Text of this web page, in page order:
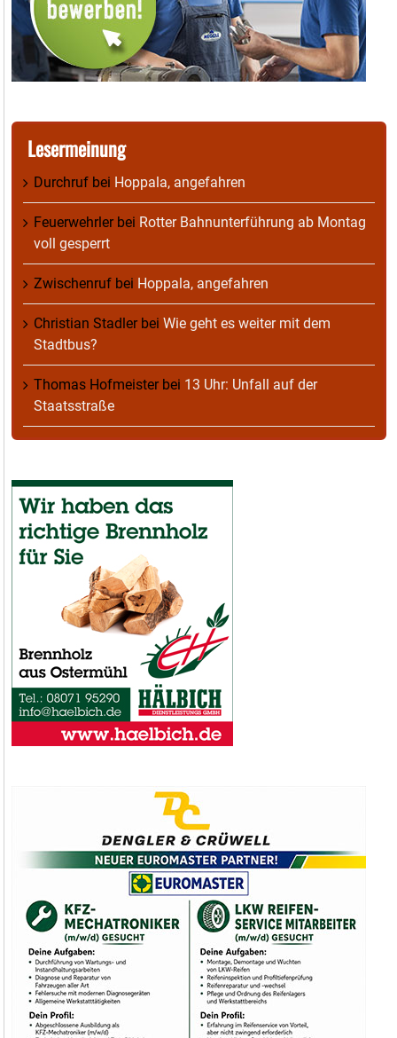
Lesermeinung
Durchruf bei Hoppala, angefahren
Feuerwehrlerbei Rotter Bahnunterführung ab Montag
voll gesperrt
Zwischenruf bei Hoppala, angefahren
Christian Stadlerbei Wie geht es weiter mit dem
Stadtbus?
Thomas Hofmeisterbei 13 Uhr: Unfall auf der
Staatsstraße